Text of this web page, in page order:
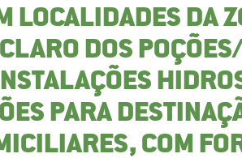
LOCALIDADES DA
DOS
PARA
COM